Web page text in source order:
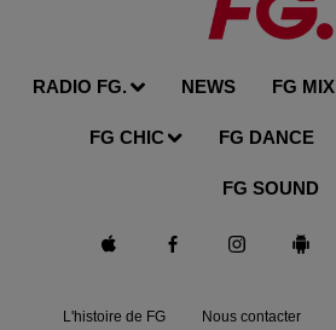
RADIO FG. NEWS FG MIX
FG CHIC FG DANCE
FG SOUND
L'histoire de FG Nous contacter